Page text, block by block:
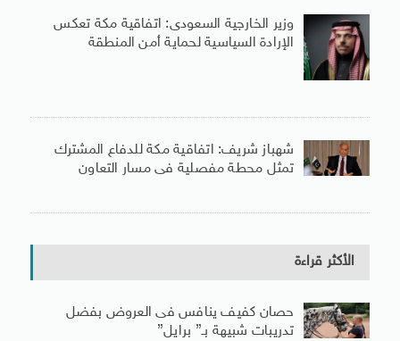
وزير الخارجية السعودى: اتفاقية مكة تعكس
الإرادة السياسية لحماية أمن المنطقة
شهباز شريف: اتفاقية مكة للدفاع المشترك
تمثل محطة مفصلية فى مسار التعاون
الأكثر قراءة
حصان كفيف ينافس فى العروض بفضل
تدريبات شبيهة بـ” برايل”